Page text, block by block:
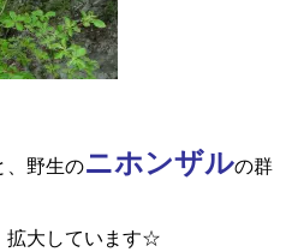
、野生のニホンザルの群
拡大しています☆